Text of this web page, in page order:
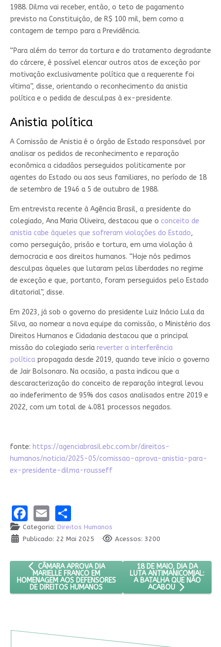
1988. Dilma vai receber, então, o teto de pagamento
previsto na Constituição, de R$ 100 mil, bem como a
contagem de tempo para a Previdência.
“Para além do terror da tortura e do tratamento degradante
do cárcere, é possível elencar outros atos de exceção por
motivação exclusivamente política que a requerente foi
vítima”, disse, orientando o reconhecimento da anistia
política e o pedida de desculpas à ex-presidente.
Anistia política
A Comissão de Anistia é o órgão de Estado responsável por
analisar os pedidos de reconhecimento e reparação
econômica a cidadãos perseguidos politicamente por
agentes do Estado ou aos seus familiares, no período de 18
de setembro de 1946 a 5 de outubro de 1988.
Em entrevista recente à Agência Brasil, a presidente do
colegiado, Ana Maria Oliveira, destacou que o conceito de
anistia cabe àqueles que sofreram violações do Estado,
como perseguição, prisão e tortura, em uma violação à
democracia e aos direitos humanos. “Hoje nós pedimos
desculpas àqueles que lutaram pelas liberdades no regime
de exceção e que, portanto, foram perseguidos pelo Estado
ditatorial”, disse.
Em 2023, já sob o governo do presidente Luiz Inácio Lula da
Silva, ao nomear a nova equipe da comissão, o Ministério dos
Direitos Humanos e Cidadania destacou que a principal
missão do colegiado seria reverter a interferência
políticapropagada desde 2019, quando teve início o governo
de Jair Bolsonaro. Na ocasião, a pasta indicou que a
descaracterização do conceito de reparação integral levou
ao indeferimento de 95% dos casos analisados entre 2019 e
2022, com um total de 4.081 processos negados.
fonte: https://agenciabrasil.ebc.com.br/direitos-
humanos/noticia/2025-05/comissao-aprova-anistia-para-
ex-presidente-dilma-rousseff
Facebook
EmailShare
Categoria: Direitos Humanos
Publicado: 22 Mai 2025
Acessos: 3200
ARTIGO ANTERIOR: CÂMARA APROVA DIA MARIELLE FRANCO
CÂMARA APROVA DIA
MARIELLE FRANCO EM
HOMENAGEM AOS DEFENSORES
DE DIREITOS HUMANOS
PRÓXIMO ARTIGO: 18 DE
18 DE MAIO, DIA DA
LUTA ANTIMANICOMIAL:
A BATALHA QUE NÃO
ACABOU